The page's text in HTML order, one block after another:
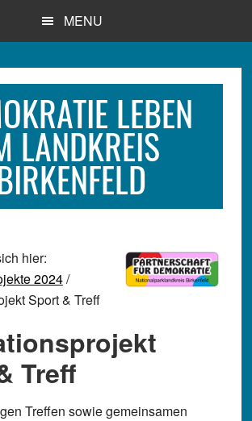
MENU
LEBEN
LANDKREIS
hier:
2024/
Sport & Treff
Treff
Treffen sowie gemeinsamen